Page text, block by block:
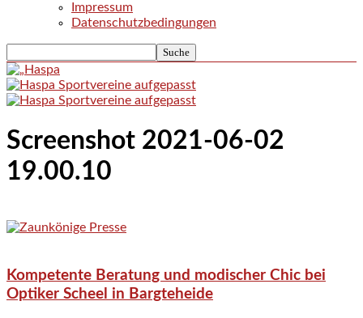
Impressum
Datenschutzbedingungen
Screenshot 2021-06-02
19.00.10
Kompetente Beratung und modischer Chic bei
Optiker Scheel in Bargteheide